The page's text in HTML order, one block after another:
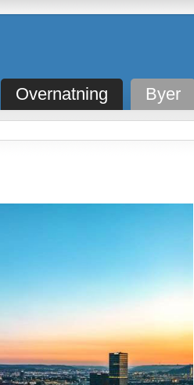
Overnatning Byer